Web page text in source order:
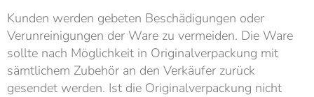
Kunden werden gebeten Beschädigungen oder
Verunreinigungen der Ware zu vermeiden. Die Ware
sollte nach Möglichkeit in Originalverpackung mit
sämtlichem Zubehör an den Verkäufer zurück
gesendet werden. Ist die Originalverpackung nicht